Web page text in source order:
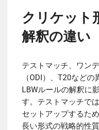
クリケット
解釈の違い
テストマッチ、ワン
（ODI）、T20などの
LBWルールの解釈に
す。テストマッチで
セットアップするた
長い形式の戦略的性